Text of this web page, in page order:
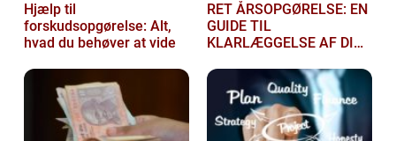
Hjælp til
forskudsopgørelse: Alt,
hvad du behøver at vide
RET ÅRSOPGØRELSE: EN
GUIDE TIL
KLARLÆGGELSE AF DIN